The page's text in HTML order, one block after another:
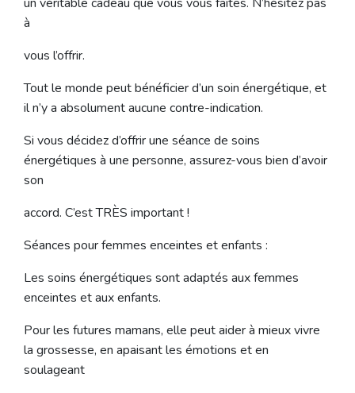
à
vous l’offrir.
Tout le monde peut bénéficier d’un soin énergétique, et
il n’y a absolument aucune contre-indication.
Si vous décidez d’offrir une séance de soins
énergétiques à une personne, assurez-vous bien d’avoir
son
accord. C’est TRÈS important !
Séances pour femmes enceintes et enfants :
Les soins énergétiques sont adaptés aux femmes
enceintes et aux enfants.
Pour les futures mamans, elle peut aider à mieux vivre
la grossesse, en apaisant les émotions et en
soulageant